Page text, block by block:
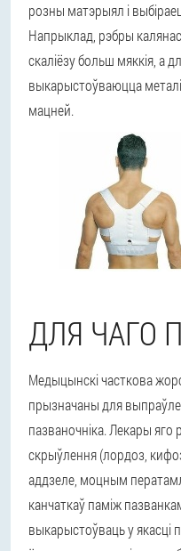
розны матэрыял і
Напрыклад, рэбры
скаліёзу больш мяккія, а
выкарыстоўваюцца
мацней.
ДЛЯ ЧАГО
Медыцынскі часткова
прызначаны для
пазваночніка. Лекары
скрыўлення (лордоз,
аддзеле, моцным
канчаткаў паміж
выкарыстоўваць у якасці